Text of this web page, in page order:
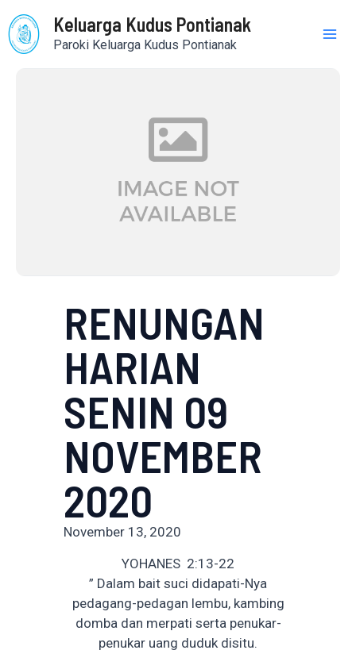
to
content
Keluarga Kudus Pontianak
Paroki Keluarga Kudus Pontianak
RENUNGAN
HARIAN
SENIN 09
NOVEMBER
2020
November 13, 2020
YOHANES 2:13-22
” Dalam bait suci didapati-Nya
pedagang-pedagan lembu, kambing
domba dan merpati serta penukar-
penukar uang duduk disitu.